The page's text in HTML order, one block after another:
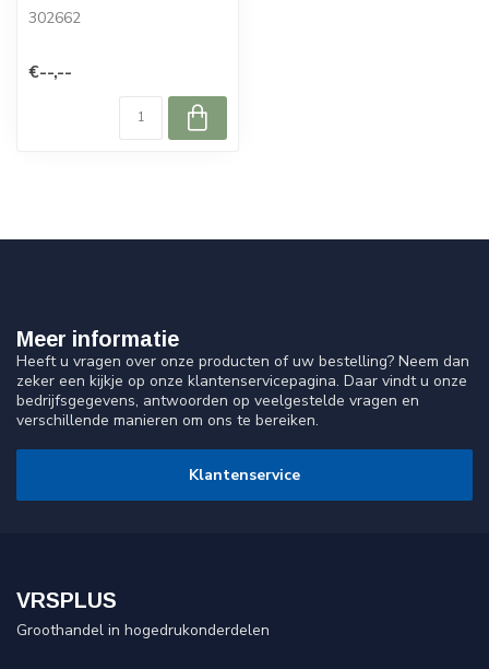
302662
€--,--
Meer informatie
Heeft u vragen over onze producten of uw bestelling? Neem dan
zeker een kijkje op onze klantenservicepagina. Daar vindt u onze
bedrijfsgegevens, antwoorden op veelgestelde vragen en
verschillende manieren om ons te bereiken.
Klantenservice
VRSPLUS
Groothandel in hogedrukonderdelen